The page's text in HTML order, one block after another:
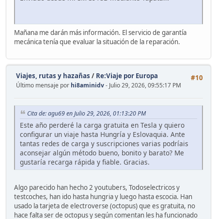
Mañana me darán más información. El servicio de garantía
mecánica tenía que evaluar la situación de la reparación.
#10
Viajes, rutas y hazañas / Re:Viaje por Europa
Último mensaje por hi8aminidv- Julio 29, 2026, 09:55:17 PM
Cita de: agu69 en Julio 29, 2026, 01:13:20 PM
Este año perderé la carga gratuita en Tesla y quiero
configurar un viaje hasta Hungría y Eslovaquia. Ante
tantas redes de carga y suscripciones varias podríais
aconsejar algún método bueno, bonito y barato? Me
gustaría recarga rápida y fiable. Gracias.
Algo parecido han hecho 2 youtubers, Todoselectricos y
testcoches, han ido hasta hungria y luego hasta escocia. Han
usado la tarjeta de electroverse (octopus) que es gratuita, no
hace falta ser de octopus y según comentan les ha funcionado